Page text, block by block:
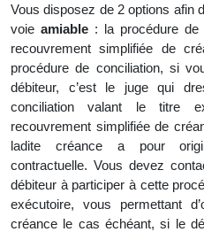
Vous disposez de 2 options afin
voie amiable: la procédure de
recouvrement simplifiée de
procédure de conciliation, si
débiteur, c’est le juge qui
conciliation valant le titre
recouvrement simplifiée de
ladite créance a pour
contractuelle. Vous devez
débiteur à participer à cette
exécutoire, vous permettant
créance le cas échéant, si le